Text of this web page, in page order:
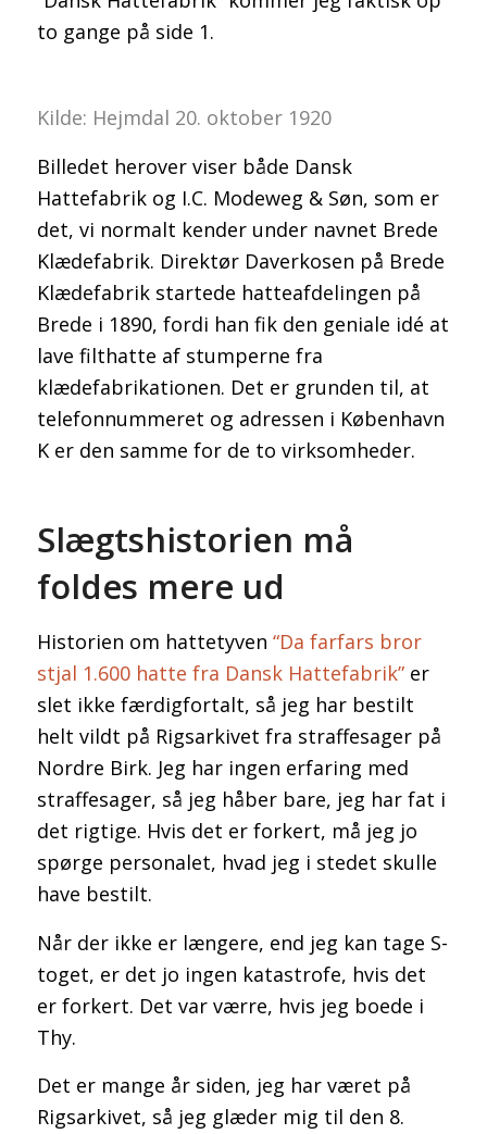
to gange på side 1.
Kilde: Hejmdal 20. oktober 1920
Billedet herover viser både Dansk
Hattefabrik og I.C. Modeweg & Søn, som er
det, vi normalt kender under navnet Brede
Klædefabrik. Direktør Daverkosen på Brede
Klædefabrik startede hatteafdelingen på
Brede i 1890, fordi han fik den geniale idé at
lave filthatte af stumperne fra
klædefabrikationen. Det er grunden til, at
telefonnummeret og adressen i København
K er den samme for de to virksomheder.
Slægtshistorien må
foldes mere ud
Historien om hattetyven “Da farfars bror
stjal 1.600 hatte fra Dansk Hattefabrik”er
slet ikke færdigfortalt, så jeg har bestilt
helt vildt på Rigsarkivet fra straffesager på
Nordre Birk. Jeg har ingen erfaring med
straffesager, så jeg håber bare, jeg har fat i
det rigtige. Hvis det er forkert, må jeg jo
spørge personalet, hvad jeg i stedet skulle
have bestilt.
Når der ikke er længere, end jeg kan tage S-
toget, er det jo ingen katastrofe, hvis det
er forkert. Det var værre, hvis jeg boede i
Thy.
Det er mange år siden, jeg har været på
Rigsarkivet, så jeg glæder mig til den 8.